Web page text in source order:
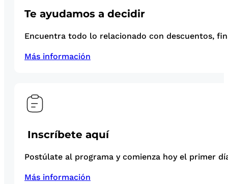
Te ayudamos a decidir
Encuentra todo lo relacionado con descuentos,
Más información
Inscríbete aquí
Postúlate al programa y comienza hoy el primer
Más información